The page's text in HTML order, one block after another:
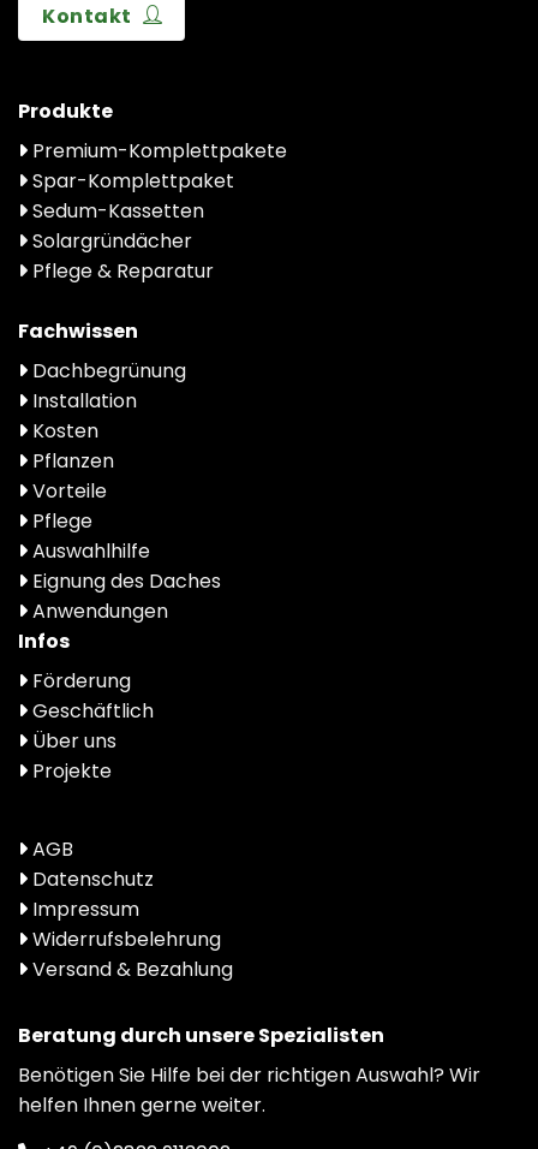
Kontakt
Produkte
Premium-Komplettpakete
Spar-Komplettpaket
Sedum-Kassetten
Solargründächer
Pflege & Reparatur
Fachwissen
Dachbegrünung
Installation
Kosten
Pflanzen
Vorteile
Pflege
Auswahlhilfe
Eignung des Daches
Anwendungen
Infos
Förderung
Geschäftlich
Über uns
Projekte
AGB
Datenschutz
Impressum
Widerrufsbelehrung
Versand & Bezahlung
Beratung durch unsere Spezialisten
Benötigen Sie Hilfe bei der richtigen Auswahl? Wir
helfen Ihnen gerne weiter.